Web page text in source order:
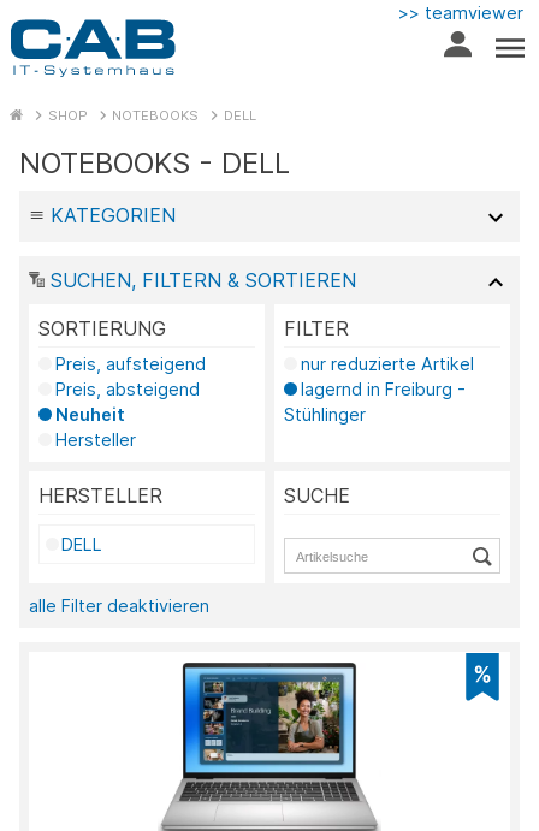
>> teamviewer
SHOP NOTEBOOKS DELL
NOTEBOOKS - DELL
KATEGORIEN
SUCHEN, FILTERN & SORTIEREN
SORTIERUNG
Preis, aufsteigend
Preis, absteigend
Neuheit
Hersteller
FILTER
nur reduzierte Artikel
lagernd in Freiburg -
Stühlinger
HERSTELLER
DELL
SUCHE
alle Filter deaktivieren